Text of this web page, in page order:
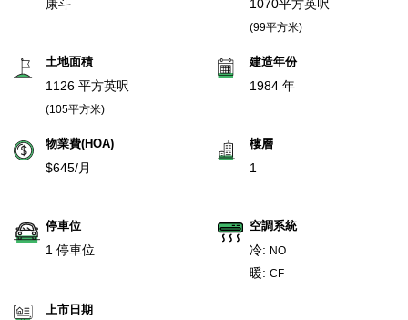
康斗 1070平方英呎
(99平方米)
土地面積
1126 平方英呎
(105平方米)
建造年份
1984 年
物業費(HOA)
$645/月
樓層
1
停車位
1 停車位
空調系統
冷: NO
暖: CF
上市日期